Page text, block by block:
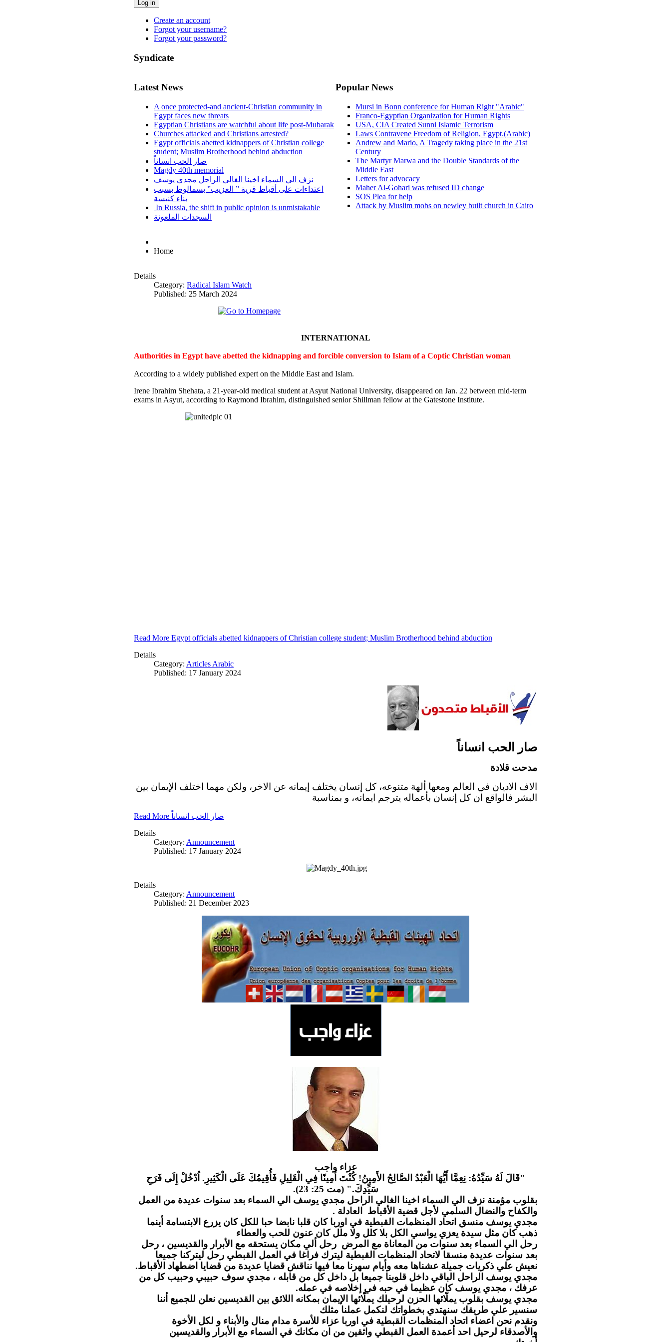
Log in
Create an account
Forgot your username?
Forgot your password?
Syndicate
Latest News
A once protected-and ancient-Christian community in
Egypt faces new threats
Egyptian Christians are watchful about life post-Mubarak
Churches attacked and Christians arrested?
Egypt officials abetted kidnappers of Christian college
student; Muslim Brotherhood behind abduction
صار الحب انساناً
Magdy 40th memorial
نزف الي السماء اخينا الغالي الراحل مجدي يوسف
اعتداءات على أقباط قرية ” العزيب” بسمالوط بسبب
بناء كنيسة
In Russia, the shift in public opinion is unmistakable
السجدات الملعونة
Popular News
Mursi in Bonn conference for Human Right "Arabic"
Franco-Egyptian Organization for Human Rights
USA, CIA Created Sunni Islamic Terrorism
Laws Contravene Freedom of Religion, Egypt.(Arabic)
Andrew and Mario, A Tragedy taking place in the 21st
Century
The Martyr Marwa and the Double Standards of the
Middle East
Letters for advocacy
Maher Al-Gohari was refused ID change
SOS Plea for help
Attack by Muslim mobs on newley built church in Cairo
Home
Details
Category: Radical Islam Watch
Published: 25 March 2024
INTERNATIONAL
Authorities in Egypt have abetted the kidnapping and forcible conversion to Islam of a Coptic Christian woman
According to a widely published expert on the Middle East and Islam.
Irene Ibrahim Shehata, a 21-year-old medical student at Asyut National University, disappeared on Jan. 22 between mid-term
exams in Asyut, according to Raymond Ibrahim, distinguished senior Shillman fellow at the Gatestone Institute.
Read More Egypt officials abetted kidnappers of Christian college student; Muslim Brotherhood behind abduction
Details
Category: Articles Arabic
Published: 17 January 2024
صار الحب انساناً
مدحت قلادة
الاف الاديان في العالم ومعها ألهة متنوعه، كل إنسان يختلف إيمانه عن الاخر، ولكن مهما اختلف الإيمان بين
البشر فالواقع ان كل إنسان بأعماله يترجم ايمانه، و بمناسبة
Read More صار الحب انساناً
Details
Category: Announcement
Published: 17 January 2024
Details
Category: Announcement
Published: 21 December 2023
عزاء واجب
"قَالَ لَهُ سَيِّدُهُ: نِعِمَّا أَيُّهَا الْعَبْدُ الصَّالِحُ الأَمِينُ! كُنْتَ أَمِينًا فِي الْقَلِيلِ فَأُقِيمُكَ عَلَى الْكَثِيرِ. اُدْخُلْ إِلَى فَرَحِ
سَيِّدِكَ." (مت 25: 23).
بقلوب مؤمنة نزف الي السماء اخينا الغالي الراحل مجدي يوسف الي السماء بعد سنوات عديدة من العمل
والكفاح والنضال السلمي لأجل قضية الأقباط العادلة .
مجدي يوسف منسق اتحاد المنظمات القبطية في اوربا كان قلبا نابضا حبا للكل كان يزرع الابتسامة أينما
ذهب كان مثل سيدة يعزي يواسي الكل بلا كلل ولا ملل كان عنون للحب والعطاء
رحل الي السماء بعد سنوات من المعاناة مع المرض رحل ألي مكان يستحقه مع الأبرار والقديسين ، رحل
بعد سنوات عديدة منسقا لاتحاد المنظمات القبطية ليترك فراغا في العمل القبطي رحل ليتركنا جميعا
نعيش علي ذكريات جميلة عشناها معه وأيام سهرنا معا فيها نناقش قضايا عديدة من قضايا اضطهاد الأقباط.
مجدي يوسف الراحل الباقي داخل قلوبنا جميعا بل داخل كل من قابله ، مجدي سوف حبيبي وحبيب كل من
عرفك ، مجدي يوسف كان عظيما في حبه في إخلاصه في عمله.
مجدي يوسف بقلوب يملّائها الحزن لرحيلك يملّائها الإيمان بمكانه اللائق بين القديسين نعلن للجميع أننا
سنسير علي طريقك سنهتدي بخطواتك لنكمل عملنا مثلك
ونقدم نحن اعضاء اتحاد المنظمات القبطية في اوربا عزاء للأسرة مدام منال والأبناء و لكل الأخوة
والأصدقاء لرحيل احد أعمدة العمل القبطي واثقين من ان مكانك في السماء مع الأبرار والقديسين